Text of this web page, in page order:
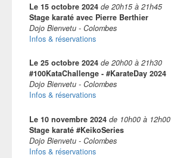
Le 15 octobre 2024 de 20h15à 21h45
Stage karaté avec Pierre Berthier
Dojo Bienvetu - Colombes
Infos & réservations
Le 25 octobre 2024 de 20h00 à 21h30
#100KataChallenge - #KarateDay 2024
Dojo Bienvetu - Colombes
Infos & réservations
Le 10 novembre 2024 de 10h00 à 12h00
Stage karaté #KeikoSeries
Dojo Bienvetu - Colombes
Infos & réservations